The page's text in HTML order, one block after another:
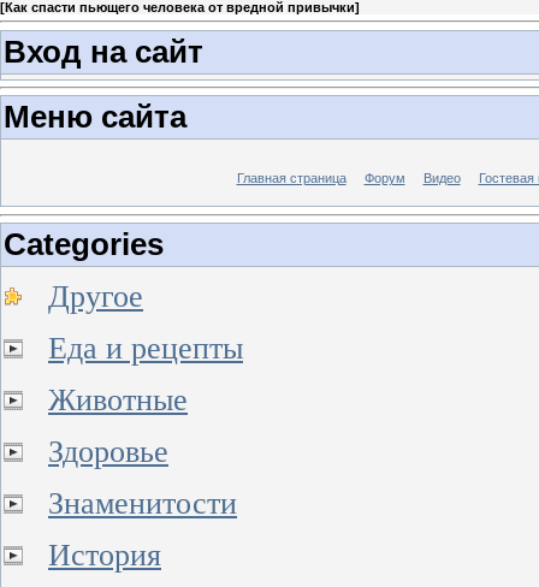
[Как спасти пьющего человека от вредной привычки]
Вход на сайт
Меню сайта
Главная страница Форум Видео Гостевая
Categories
Другое
Еда и рецепты
Животные
Здоровье
Знаменитости
История